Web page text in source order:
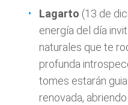
Lagarto (13 de
energía del día
naturales que te
profunda
tomes estarán
renovada,